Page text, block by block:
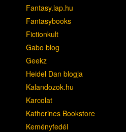
Fantasy.lap.hu
Fantasybooks
Fictionkult
Gabo blog
Geekz
Heidel Dan blogja
Kalandozok.hu
Karcolat
Katherines Bookstore
Keményfedél